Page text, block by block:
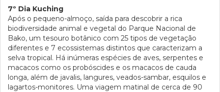
7º Dia Kuching
Após o pequeno-almoço, saída para descobrir a rica
biodiversidade animal e vegetal do Parque Nacional de
Bako, um tesouro botânico com 25 tipos de vegetação
diferentes e 7 ecossistemas distintos que caracterizam a
selva tropical. Há inúmeras espécies de aves, serpentes e
macacos como os probóscides e os macacos de cauda
longa, além de javalis, langures, veados-sambar, esquilos e
lagartos-monitores. Uma viagem matinal de cerca de 90